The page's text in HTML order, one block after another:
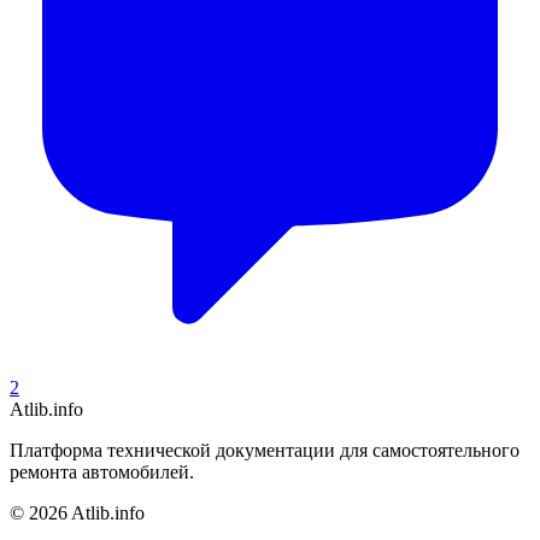
2
Atlib.info
Платформа технической документации для самостоятельного
ремонта автомобилей.
© 2026 Atlib.info